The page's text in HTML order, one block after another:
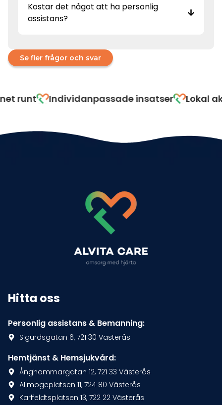
Kostar det något att ha personlig
assistans?
Se fler frågor och svar
Individanpassade insatser Lokal aktör i
Hitta oss
Personlig assistans & Bemanning:
Sigurdsgatan 6, 721 30 Västerås
Hemtjänst & Hemsjukvård:
Ånghammargatan 12, 721 33 Västerås
Allmogeplatsen 11, 724 80 Västerås
Karlfeldtsplatsen 13, 722 22 Västerås